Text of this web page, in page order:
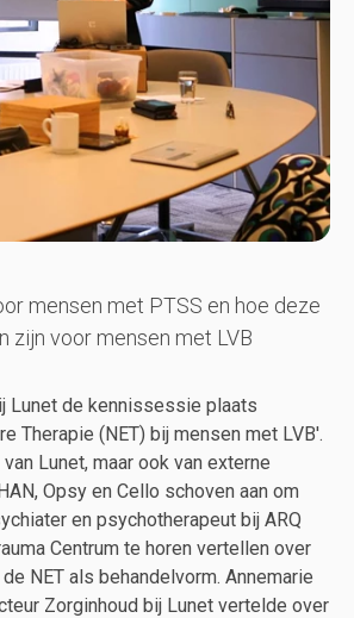
mensen met PTSS en hoe deze
zijn voor mensen met LVB
Lunet de kennissessie plaats
Therapie (NET) bij mensen met LVB'.
Lunet, maar ook van externe
Opsy en Cello schoven aan om
en psychotherapeut bij ARQ
Centrum te horen vertellen over
NET als behandelvorm. Annemarie
Zorginhoud bij Lunet vertelde over